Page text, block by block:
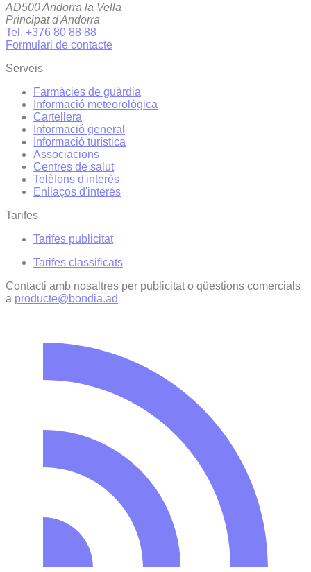
AD500 Andorra la Vella
Principat d'Andorra
Tel. +376 80 88 88
Formulari de contacte
Serveis
Farmàcies de guàrdia
Informació meteorològica
Cartellera
Informació general
Informació turística
Associacions
Centres de salut
Telèfons d'interès
Enllaços d'interés
Tarifes
Tarifes publicitat
Tarifes classificats
Contacti amb nosaltres per publicitat o qüestions comercials
a producte@bondia.ad